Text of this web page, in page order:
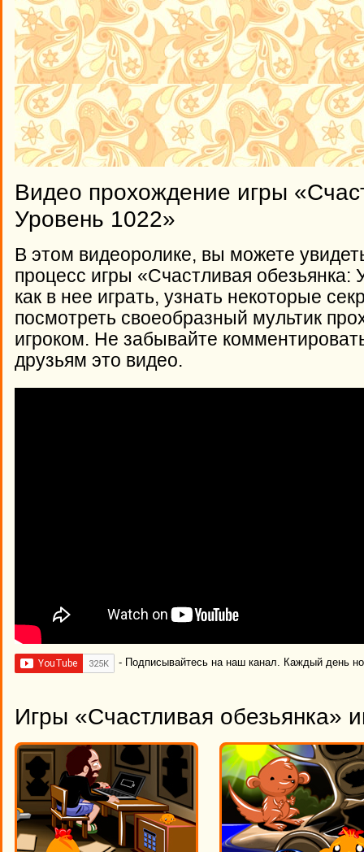
Видео прохождение игры
Уровень 1022»
В этом видеоролике, вы можете
процесс игры «Счастливая обезьянка:
как в нее играть, узнать некоторые
посмотреть своеобразный мультик
игроком. Не забывайте
друзьям это видео.
- Подписывайтесь на наш канал. Каждый день
Игры «Счастливая обезьянка»